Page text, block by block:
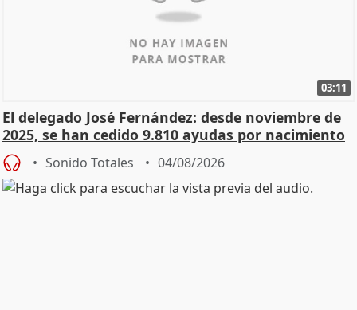
03:11
El delegado José Fernández: desde noviembre de
2025, se han cedido 9.810 ayudas por nacimiento
Sonido Totales 04/08/2026